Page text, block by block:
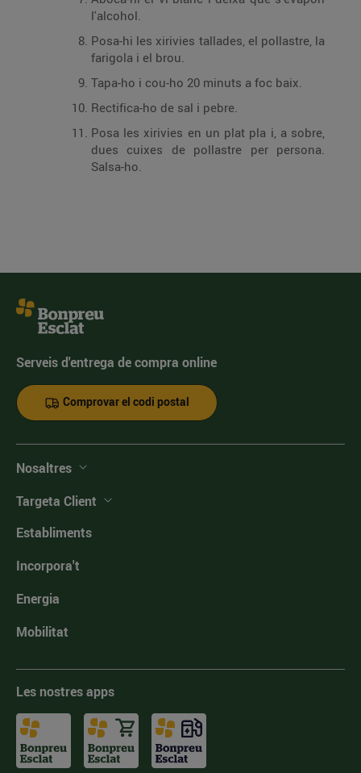
l'alcohol.
Posa-hi les xirivies tallades, el pollastre, la
farigola i el brou.
Tapa-ho i cou-ho 20 minuts a foc baix.
Rectifica-ho de sal i pebre.
Posa les xirivies en un plat pla i, a sobre,
dues cuixes de pollastre per persona.
Salsa-ho.
Serveis d'entrega de compra online
Comprovar el codi postal
Nosaltres
Targeta Client
Establiments
Incorpora't
Energia
Mobilitat
Les nostres apps